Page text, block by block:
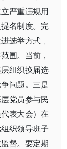
严重违规用
名制度。完
选举方式，
围。当前，
组织换届选
问题。三是
党员参与民
表大会）在
织领导班子
督。要定期